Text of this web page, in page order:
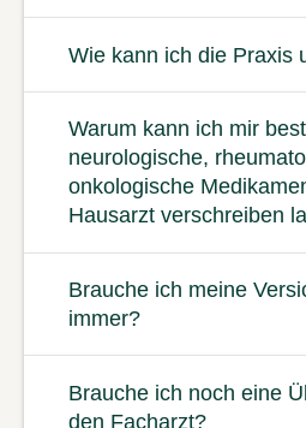
Wie kann ich die Praxis
Warum kann ich mir
neurologische,
onkologische
Hausarzt verschreiben
Brauche ich meine
immer?
Brauche ich noch eine
den Facharzt?